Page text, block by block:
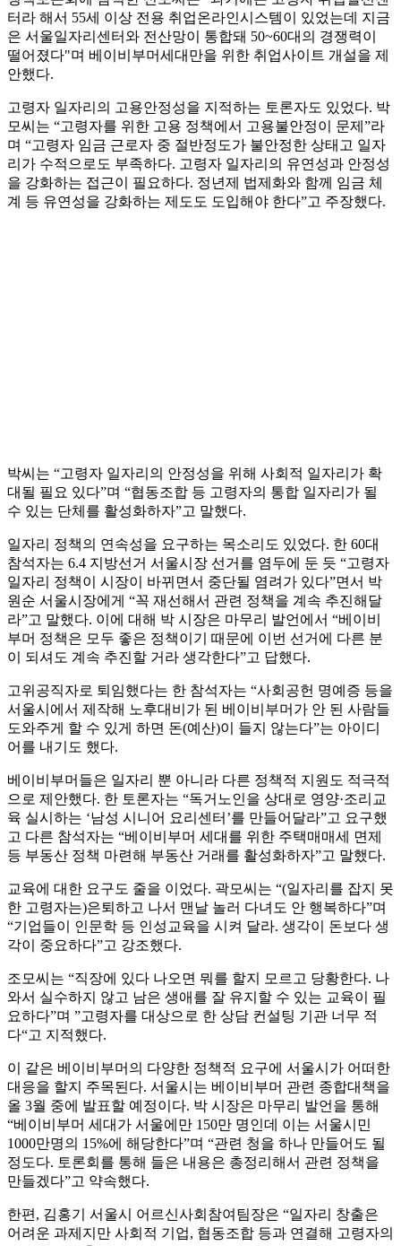
터라 해서 55세 이상 전용 취업온라인시스템이 있었는데 지금
은 서울일자리센터와 전산망이 통합돼 50~60대의 경쟁력이
떨어졌다"며 베이비부머세대만을 위한 취업사이트 개설을 제
안했다.
고령자 일자리의 고용안정성을 지적하는 토론자도 있었다. 박
모씨는 “고령자를 위한 고용 정책에서 고용불안정이 문제”라
며 “고령자 임금 근로자 중 절반정도가 불안정한 상태고 일자
리가 수적으로도 부족하다. 고령자 일자리의 유연성과 안정성
을 강화하는 접근이 필요하다. 정년제 법제화와 함께 임금 체
계 등 유연성을 강화하는 제도도 도입해야 한다”고 주장했다.
박씨는 “고령자 일자리의 안정성을 위해 사회적 일자리가 확
대될 필요 있다”며 “협동조합 등 고령자의 통합 일자리가 될
수 있는 단체를 활성화하자”고 말했다.
일자리 정책의 연속성을 요구하는 목소리도 있었다. 한 60대
참석자는 6.4 지방선거 서울시장 선거를 염두에 둔 듯 “고령자
일자리 정책이 시장이 바뀌면서 중단될 염려가 있다”면서 박
원순 서울시장에게 “꼭 재선해서 관련 정책을 계속 추진해달
라”고 말했다. 이에 대해 박 시장은 마무리 발언에서 “베이비
부머 정책은 모두 좋은 정책이기 때문에 이번 선거에 다른 분
이 되셔도 계속 추진할 거라 생각한다”고 답했다.
고위공직자로 퇴임했다는 한 참석자는 “사회공헌 명예증 등을
서울시에서 제작해 노후대비가 된 베이비부머가 안 된 사람들
도와주게 할 수 있게 하면 돈(예산)이 들지 않는다”는 아이디
어를 내기도 했다.
베이비부머들은 일자리 뿐 아니라 다른 정책적 지원도 적극적
으로 제안했다. 한 토론자는 “독거노인을 상대로 영양·조리교
육 실시하는 ‘남성 시니어 요리센터’를 만들어달라”고 요구했
고 다른 참석자는 “베이비부머 세대를 위한 주택매매세 면제
등 부동산 정책 마련해 부동산 거래를 활성화하자”고 말했다.
교육에 대한 요구도 줄을 이었다. 곽모씨는 “(일자리를 잡지 못
한 고령자는)은퇴하고 나서 맨날 놀러 다녀도 안 행복하다”며
“기업들이 인문학 등 인성교육을 시켜 달라. 생각이 돈보다 생
각이 중요하다”고 강조했다.
조모씨는 “직장에 있다 나오면 뭐를 할지 모르고 당황한다. 나
와서 실수하지 않고 남은 생애를 잘 유지할 수 있는 교육이 필
요하다”며 ”고령자를 대상으로 한 상담 컨설팅 기관 너무 적
다“고 지적했다.
이 같은 베이비부머의 다양한 정책적 요구에 서울시가 어떠한
대응을 할지 주목된다. 서울시는 베이비부머 관련 종합대책을
올 3월 중에 발표할 예정이다. 박 시장은 마무리 발언을 통해
“베이비부머 세대가 서울에만 150만 명인데 이는 서울시민
1000만명의 15%에 해당한다”며 “관련 청을 하나 만들어도 될
정도다. 토론회를 통해 들은 내용은 총정리해서 관련 정책을
만들겠다”고 약속했다.
한편, 김홍기 서울시 어르신사회참여팀장은 “일자리 창출은
어려운 과제지만 사회적 기업, 협동조합 등과 연결해 고령자의